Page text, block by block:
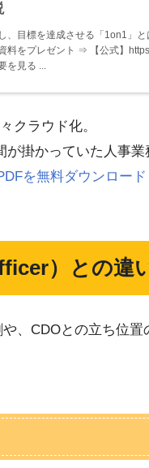
、目標を達成させる「1on1」
料をプレゼント ⇒ 【公式】
を見る ...
クラウド化。
掛かっていた人事業
を無料ダウンロード
）との違
、CDOとの立ち位